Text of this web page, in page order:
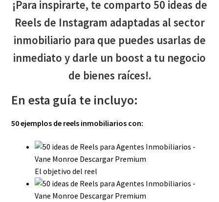
¡Para inspirarte, te comparto 50 ideas de
Reels de Instagram adaptadas al sector
inmobiliario para que puedes usarlas de
inmediato y darle un boost a tu negocio
de bienes raíces!.
En esta guía te incluyo:
50 ejemplos de reels inmobiliarios con:
El objetivo del reel